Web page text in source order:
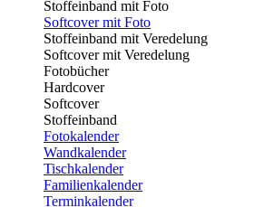
Stoffeinband mit Foto
Softcover mit Foto
Stoffeinband mit Veredelung
Softcover mit Veredelung
Fotobücher
Hardcover
Softcover
Stoffeinband
Fotokalender
Wandkalender
Tischkalender
Familienkalender
Terminkalender